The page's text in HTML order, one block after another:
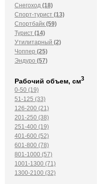
Снегоход (18)
Спорт-турист (13)
Спортбайк (59)
Турист (14)
Утилитарный (2)
Чоппер (25)
Эндуро (57)
Рабочий объем, см3
0-50 (19)
51-125 (33)
126-200 (21)
201-250 (38)
251-400 (19)
401-600 (52)
601-800 (78)
801-1000 (57)
1001-1300 (71)
1300-2100 (32)